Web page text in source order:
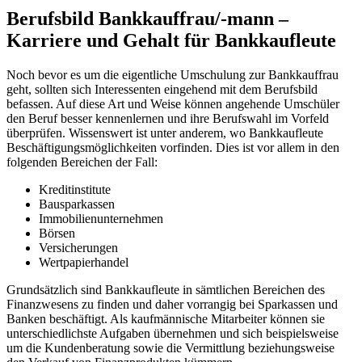
Berufsbild Bankkauffrau/-mann –
Karriere und Gehalt für Bankkaufleute
Noch bevor es um die eigentliche Umschulung zur Bankkauffrau
geht, sollten sich Interessenten eingehend mit dem Berufsbild
befassen. Auf diese Art und Weise können angehende Umschüler
den Beruf besser kennenlernen und ihre Berufswahl im Vorfeld
überprüfen. Wissenswert ist unter anderem, wo Bankkaufleute
Beschäftigungsmöglichkeiten vorfinden. Dies ist vor allem in den
folgenden Bereichen der Fall:
Kreditinstitute
Bausparkassen
Immobilienunternehmen
Börsen
Versicherungen
Wertpapierhandel
Grundsätzlich sind Bankkaufleute in sämtlichen Bereichen des
Finanzwesens zu finden und daher vorrangig bei Sparkassen und
Banken beschäftigt. Als kaufmännische Mitarbeiter können sie
unterschiedlichste Aufgaben übernehmen und sich beispielsweise
um die Kundenberatung sowie die Vermittlung beziehungsweise